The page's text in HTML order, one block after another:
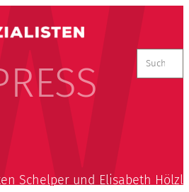
nach:
Schelper und Elisabeth Hölzl